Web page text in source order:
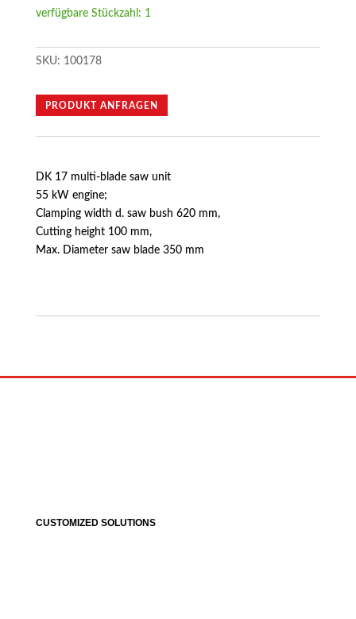
verfügbare Stückzahl: 1
SKU: 100178
PRODUKT ANFRAGEN
DK 17 multi-blade saw unit
55 kW engine;
Clamping width d. saw bush 620 mm,
Cutting height 100 mm,
Max. Diameter saw blade 350 mm
CUSTOMIZED SOLUTIONS